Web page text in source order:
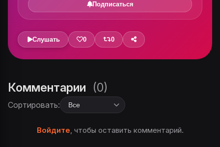
Подписаться
Слушать 0 0
Комментарии (0)
Сортировать:
Войдите, чтобы оставить комментарий.